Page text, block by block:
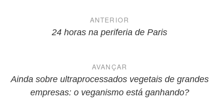
NavegaçãoANTERIOR
24 horas na periferia de Paris
AVANÇAR
Ainda sobre ultraprocessados vegetais de grandes
empresas: o veganismo está ganhando?